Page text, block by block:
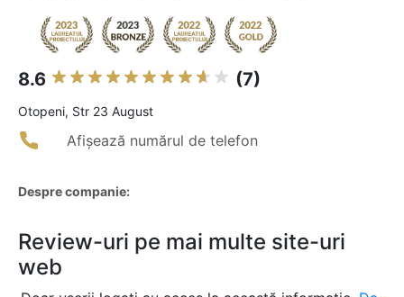
8.6 (7)
Otopeni, Str 23 August
Afișează numărul de telefon
Despre companie:
Review-uri pe mai multe site-uri
web